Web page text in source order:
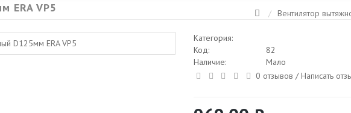
Вентилятор
ERA VP5
Категория:
Код:
82
Наличие:
Мало
0 отзывов /Написать